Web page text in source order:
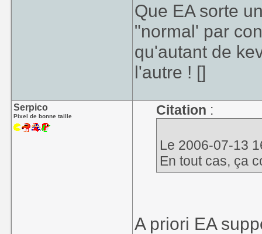
Que EA sorte
"normal' par
qu'autant de
l'autre ! []
Serpico
Pixel de bonne taille Citation :
Le 2006-07-13
En tout cas, ça
A priori EA